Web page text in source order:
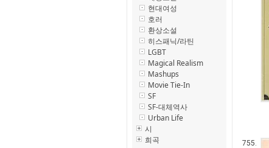
현대여성
호러
환상소설
히스패닉/라틴
LGBT
Magical Realism
Mashups
Movie Tie-In
SF
SF-대체역사
Urban Life
시
희곡
755.